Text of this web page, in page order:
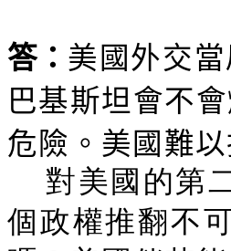
答： 美國外交
巴基斯坦會不
危險。美國難
對美國的第
個政權推翻不